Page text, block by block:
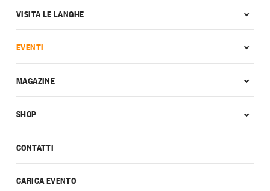
CONTATTI
CARICA EVENTO
VISITA LE LANGHE
EVENTI
MAGAZINE
SHOP